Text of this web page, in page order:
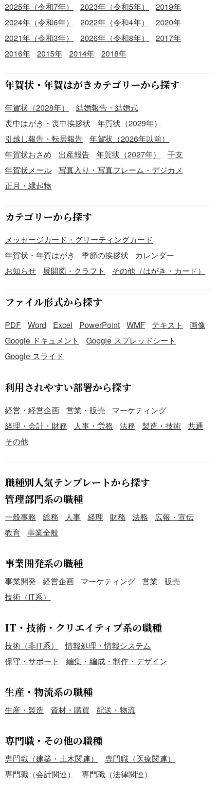
2025年（令和7年） 2023年（令和5年）
2019年
2024年（令和6年）
2022年（令和4年）
2020年
2021年（令和3年）
2026年（令和8年）
2017年
2016年
2015年 2014年 2018年
年賀状・年賀はがきカテゴリーから探す
年賀状（2028年）
結婚報告・結婚式
喪中はがき・喪中挨拶状
年賀状（2029年）
引越し報告・転居報告
年賀状（2026年以前）
年賀状おさめ
出産報告 年賀状（2027年）
干支
年賀状メール
写真入り・写真フレーム・デジカメ
正月・縁起物
カテゴリーから探す
メッセージカード・グリーティングカード
年賀状・年賀はがき
季節の挨拶状
カレンダー
お知らせ
展開図・クラフト その他（はがき・カード）
ファイル形式から探す
PDF Word Excel PowerPoint WMF テキスト
画像
Google ドキュメント
Google スプレッドシート
Google スライド
利用されやすい部署から探す
経営・経営企画 営業・販売
マーケティング
経理・会計・財務
人事・労務 法務 製造・技術
共通
その他
職種別人気テンプレートから探す
管理部門系の職種
一般事務 総務 人事 経理 財務 法務
広報・宣伝
教育
事業全般
事業開発系の職種
事業開発 経営企画 マーケティング 営業
販売
技術（IT系）
IT・技術・クリエイティブ系の職種
技術（非IT系）
情報処理・情報システム
保守・サポート
編集・編成・制作・デザイン
生産・物流系の職種
生産・製造 資材・購買 配送・物流
専門職・その他の職種
専門職（建築・土木関連）
専門職（医療関連）
専門職（会計関連）
専門職（法律関連）